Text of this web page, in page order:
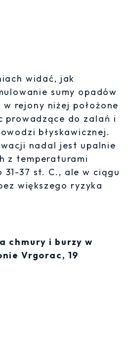
widać, jak
sumy opadów
w rejony niżej położone
prowadzące do zalań i
błyskawicznej.
nadal jest upalnie
z temperaturami
31-37 st. C., ale w ciągu
większego ryzyka
chmury i burzy w
Vrgorac, 19